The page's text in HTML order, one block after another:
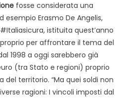
fosse considerata una
esempio Erasmo De Angelis,
istituita quest’anno
per affrontare il tema del
1998 a oggi sarebbero già
(tra Stato e regioni) proprio
del territorio. “Ma quei soldi non
ragioni: I vincoli imposti dal